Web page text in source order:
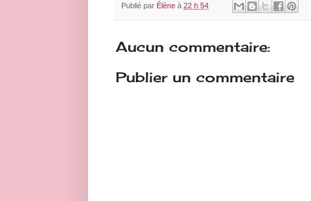
Publié par Élène à 22 h 54
Aucun commentaire:
Publier un commentaire